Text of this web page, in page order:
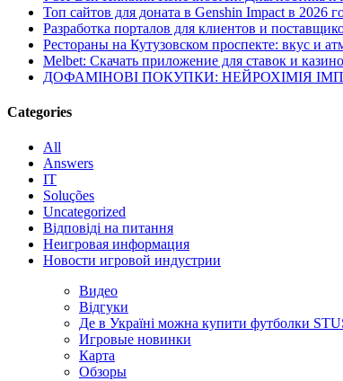
Топ сайтов для доната в Genshin Impact в
Разработка порталов для клиентов и
Рестораны на Кутузовском проспекте: вкус и
Melbet: Скачать приложение для ставок и
ДОФАМІНОВІ ПОКУПКИ: НЕЙРОХІМІЯ
Categories
All
Answers
IT
Soluções
Uncategorized
Відповіді на питання
Неигровая информация
Новости игровой индустрии
Видео
Відгуки
Де в Україні можна купити футболки
Игровые новинки
Карта
Обзоры